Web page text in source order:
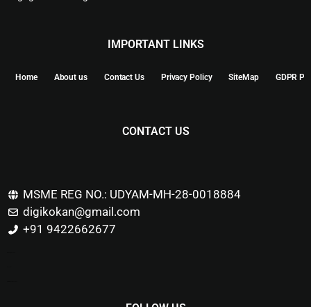
IMPORTANT LINKS
Home About us Contact Us Privacy Policy SiteMap GDPR
CONTACT US
MSME REG NO.: UDYAM-MH-28-0018884
digikokan@gmail.com
+91 9422662677